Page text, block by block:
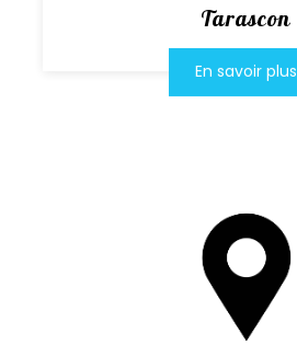
Tarascon
En savoir plus